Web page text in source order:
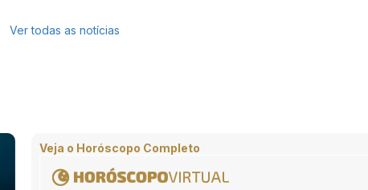
Ver todas as notícias
Veja o Horóscopo Completo